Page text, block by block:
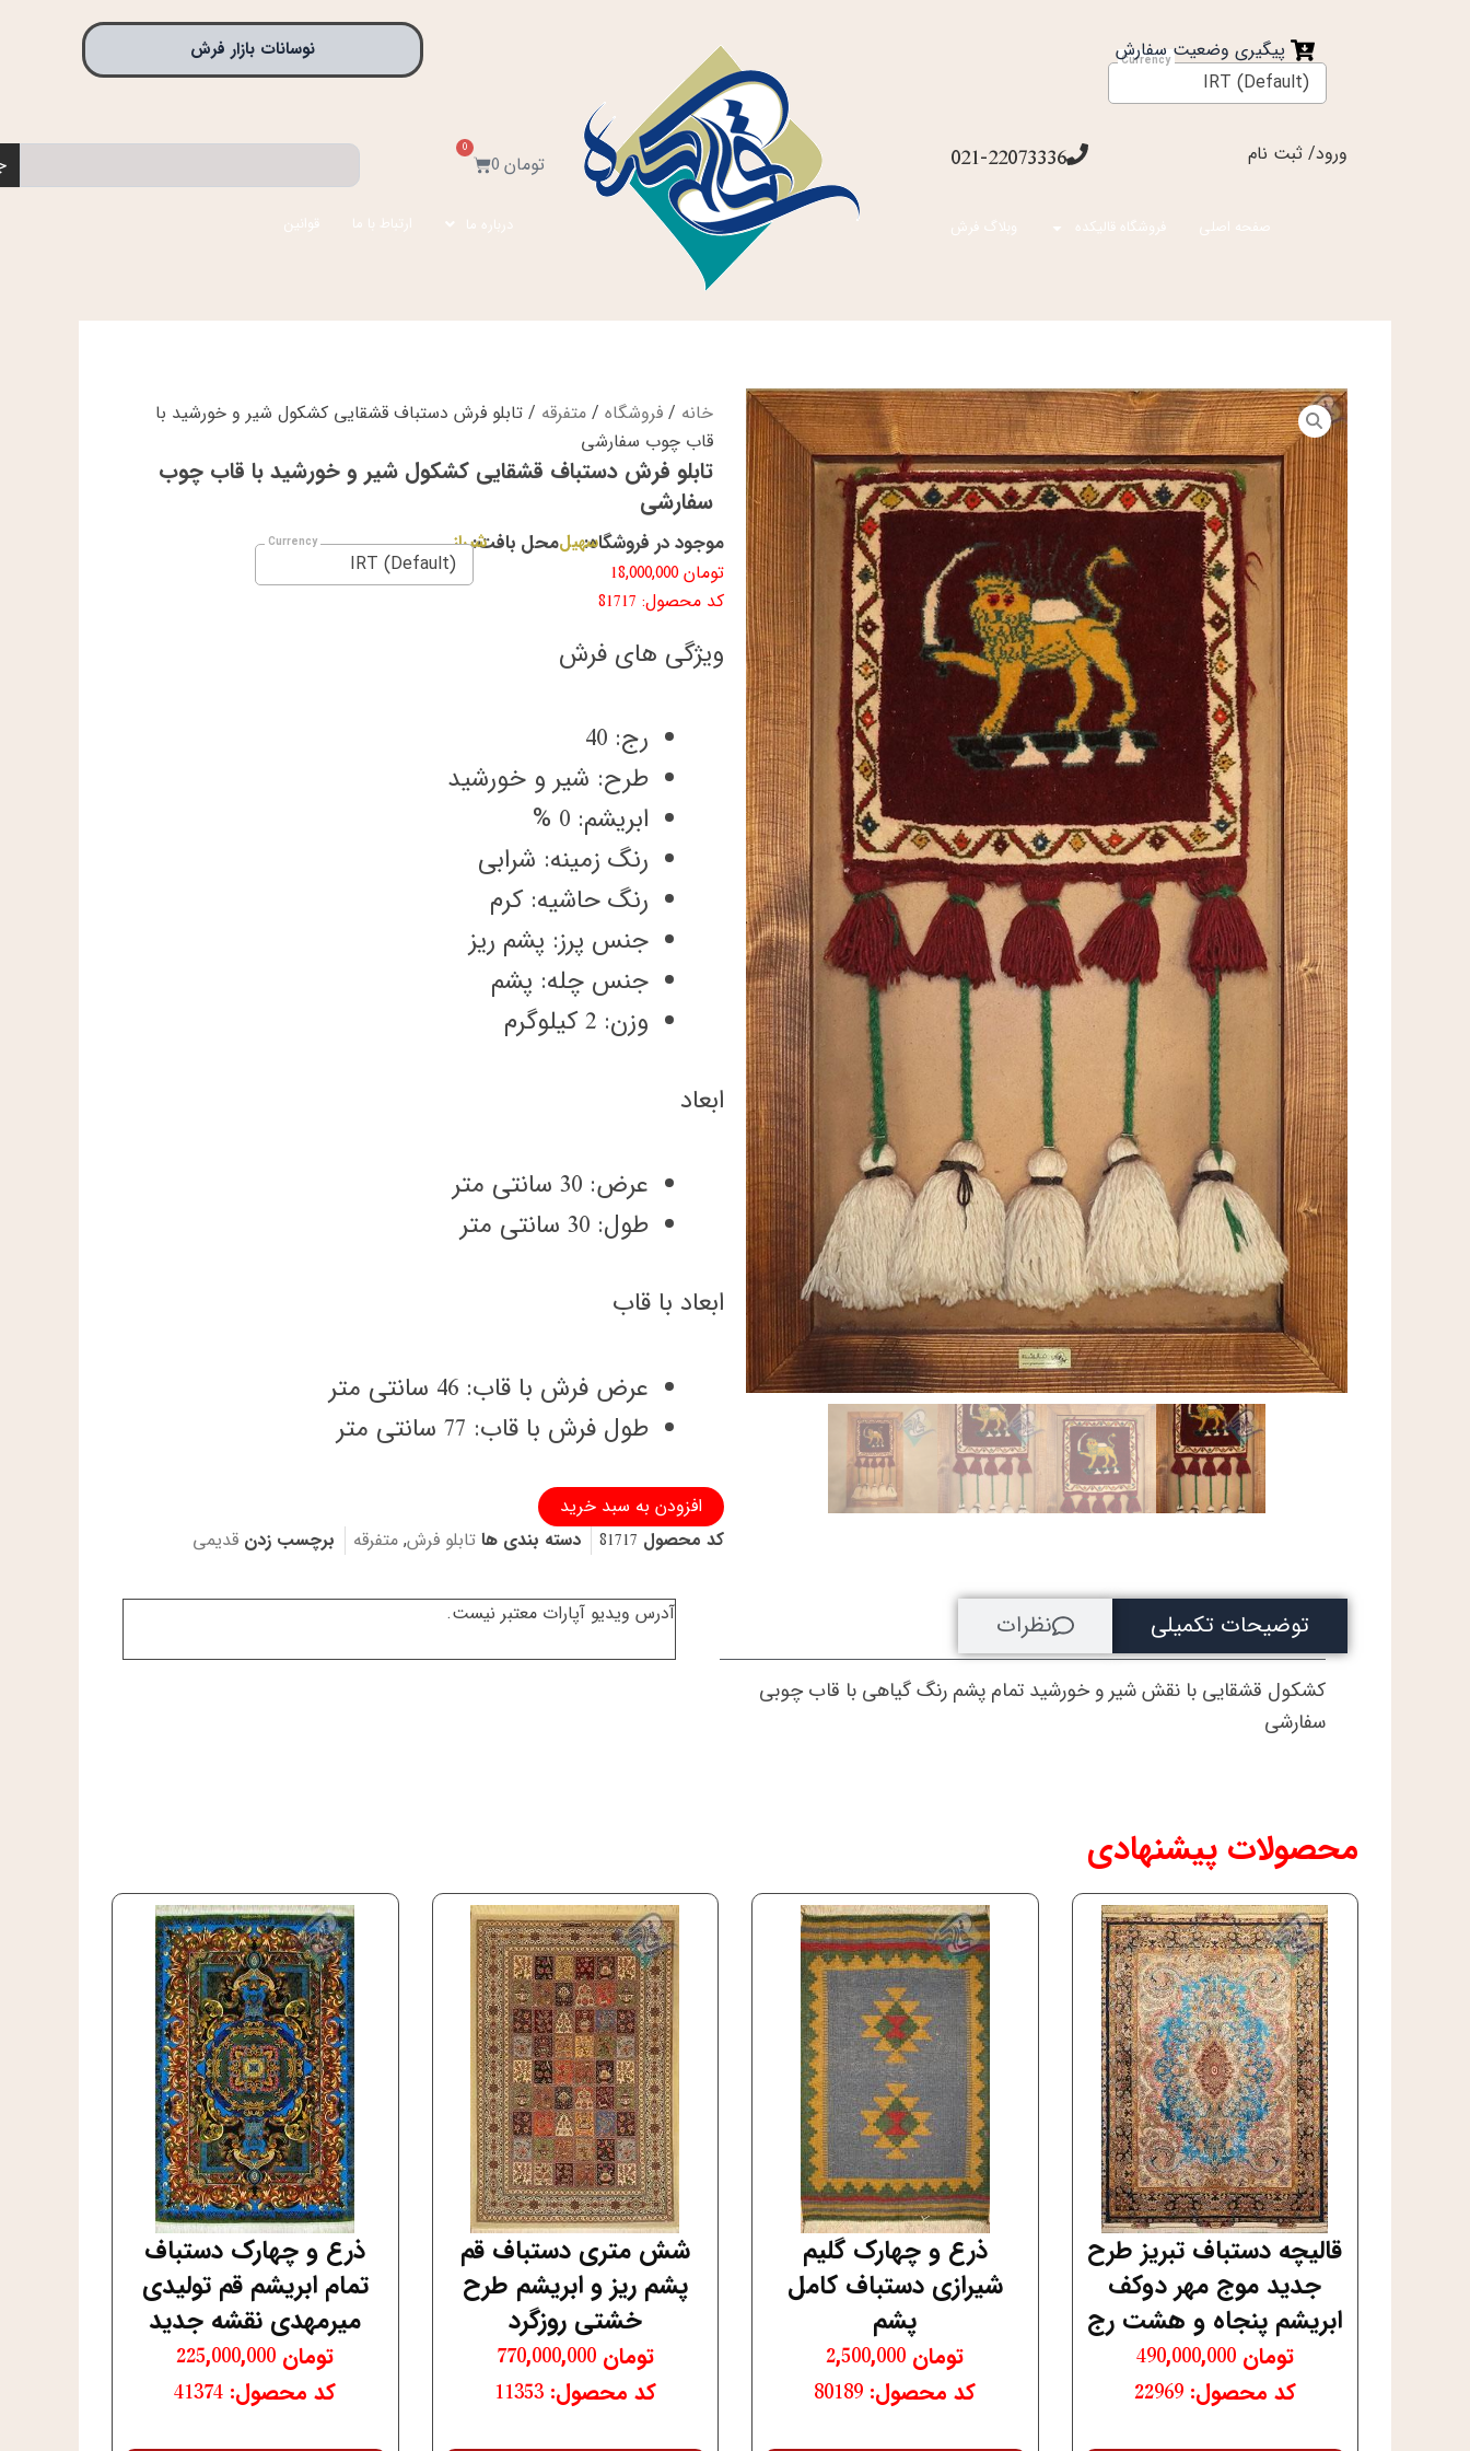
پیگیری وضعیت سفارش
IRT (Default)
نوسانات بازار فرش
ورود/ ثبت نام 021-22073336 تومان0
0
سبد
خرید
جستجو
صفحه اصلی فروشگاه قالیکده وبلاگ فرش درباره ما ارتباط با ما قوانین
خانه / فروشگاه / متفرقه / تابلو فرش دستباف قشقایی کشکول شیر و خورشید با
قاب چوب سفارشی
تابلو فرش دستباف قشقایی کشکول شیر و خورشید با قاب چوب
سفارشی
موجود در فروشگاه:سهیلمحل بافت:شیراز
تومان18,000,000
کد محصول: 81717
IRT (Default)
ویژگی های فرش
رج: 40
طرح: شیر و خورشید
ابریشم: 0 %
رنگ زمینه: شرابی
رنگ حاشیه: کرم
جنس پرز: پشم ریز
جنس چله: پشم
وزن: 2 کیلوگرم
ابعاد
عرض: 30 سانتی متر
طول: 30 سانتی متر
ابعاد با قاب
عرض فرش با قاب: 46 سانتی متر
طول فرش با قاب: 77 سانتی متر
تابلو
فرش
دستباف
افزودن به سبد خرید
کد محصول 81717 دسته بندی ها تابلو فرش, متفرقه برچسب زدن قدیمی
آدرس ویدیو آپارات معتبر نیست. توضیحات تکمیلی نظرات
کشکول قشقایی با نقش شیر و خورشید تمام پشم رنگ گیاهی با قاب چوبی
سفارشی
محصولات پیشنهادی
قالیچه دستباف تبریز طرح
جدید موج مهر دوکف
ابریشم پنجاه و هشت رج
تومان 490,000,000
کد محصول: 22969
ذرع و چهارک گلیم
شیرازی دستباف کامل
پشم
تومان
کد محصول: 80189
شش متری دستباف قم
پشم ریز و ابریشم طرح
خشتی روزگرد
تومان 770,000,000
کد محصول: 11353
ذرع و چهارک دستباف
تمام ابریشم قم تولیدی
میرمهدی نقشه جدید
تومان
کد محصول: 41374